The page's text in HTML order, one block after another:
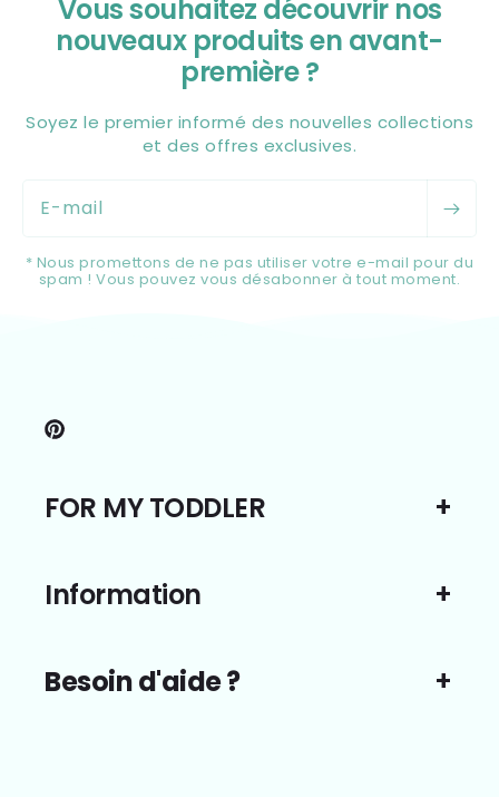
Vous souhaitez découvrir nos
nouveaux produits en avant-
première ?
Soyez le premier informé des nouvelles collections
et des offres exclusives.
E-mail
* Nous promettons de ne pas utiliser votre e-mail pour du
spam ! Vous pouvez vous désabonner à tout moment.
Pinterest
FOR MY TODDLER
Information
Besoin d'aide ?